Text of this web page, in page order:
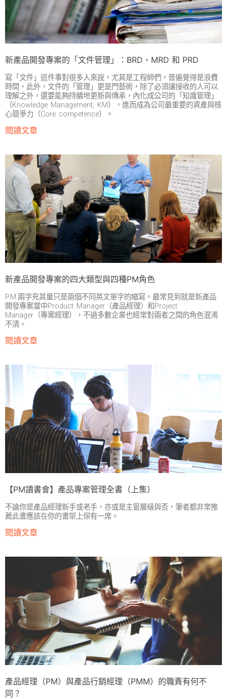
新產品開發專案的「文件管理」：BRD、MRD 和 PRD
寫「文件」這件事對很多人來說，尤其是工程師們，普遍覺得是浪費
時間，此外，文件的「管理」更是門藝術，除了必須讓接收的人可以
理解之外，還要能夠持續地更新與傳承，內化成公司的「知識管理」
（Knowledge Management, KM），進而成為公司最重要的資產與核
心競爭力（Core competence）。
閱讀文章
新產品開發專案的四大類型與四種PM角色
P.M.兩字充其量只是兩個不同英文單字的縮寫。最常見到就是新產品
開發專案當中Product Manager（產品經理）和Project
Manager（專案經理），不過多數企業也經常對兩者之間的角色混淆
不清。
閱讀文章
【PM讀書會】產品專案管理全書（上集）
不論你是產品經理新手或老手，亦或是主管層級與否，筆者都非常推
薦此書應該在你的書架上保有一席。
閱讀文章
產品經理（PM）與產品行銷經理（PMM）的職責有何不
同？